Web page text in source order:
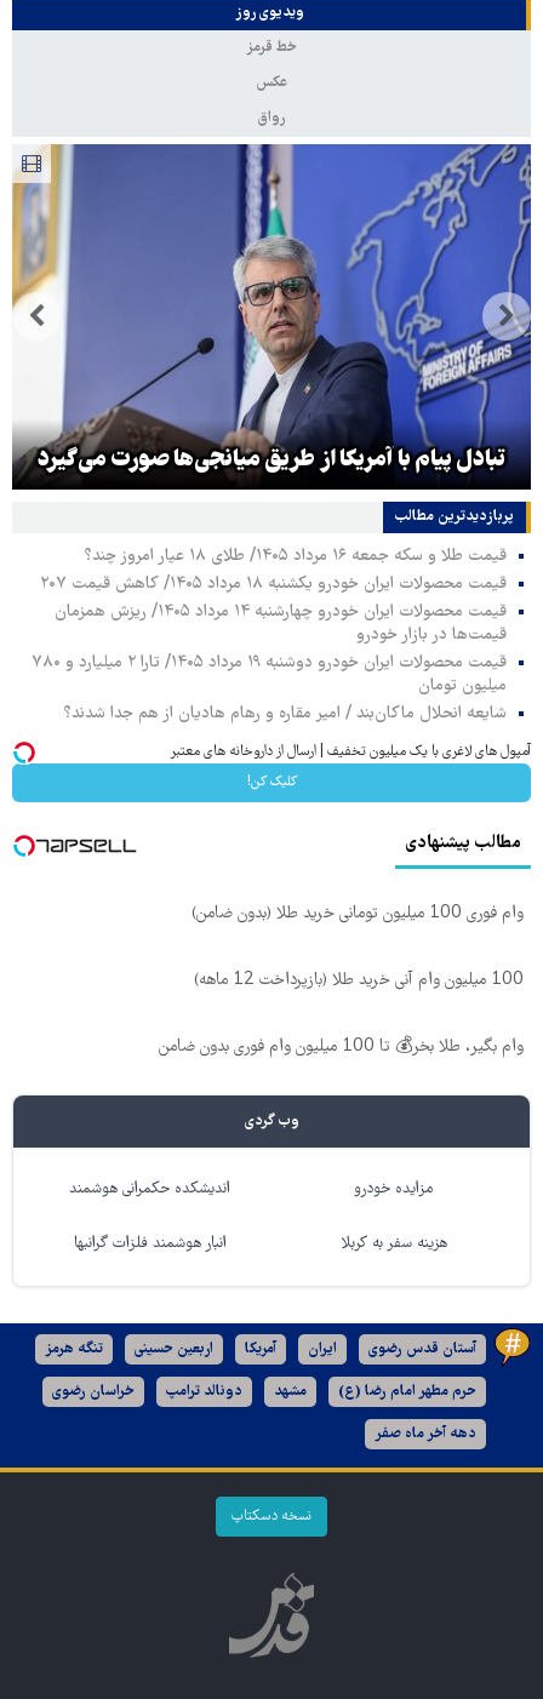
ویدیوی روز
خط قرمز
عکس
رواق
تبادل پیام با آمریکا از طریق میانجی‌ها صورت می‌گیرد
پربازدیدترین‌ مطالب
قیمت طلا و سکه جمعه ۱۶ مرداد ۱۴۰۵/ طلای ۱۸ عیار امروز چند؟
قیمت محصولات ایران خودرو یکشنبه ۱۸ مرداد ۱۴۰۵/ کاهش قیمت ۲۰۷
قیمت محصولات ایران خودرو چهارشنبه ۱۴ مرداد ۱۴۰۵/ ریزش همزمان
قیمت‌ها در بازار خودرو
قیمت محصولات ایران خودرو دوشنبه ۱۹ مرداد ۱۴۰۵/ تارا ۲ میلیارد و ۷۸۰
میلیون تومان
شایعه انحلال ماکان‌بند / امیر مقاره و رهام هادیان از هم جدا شدند؟
آمپول های لاغری با یک میلیون تخفیف | ارسال از داروخانه های معتبر
کلیک کن!
مطالب پیشنهادی
وام فوری 100 میلیون تومانی خرید طلا (بدون ضامن)
100 میلیون وام آنی خرید طلا (بازپرداخت 12 ماهه)
وام بگیر، طلا بخر💰 تا 100 میلیون وام فوری بدون ضامن
وب گردی
مزایده خودرو اندیشکده حکمرانی هوشمند
هزینه سفر به کربلا انبار هوشمند فلزات گرانبها
آستان قدس رضوی ایران آمریکا اربعین حسینی تنگه هرمز
حرم مطهر امام رضا (ع) مشهد دونالد ترامپ خراسان رضوی
دهه آخر ماه صفر
نسخه دسکتاپ